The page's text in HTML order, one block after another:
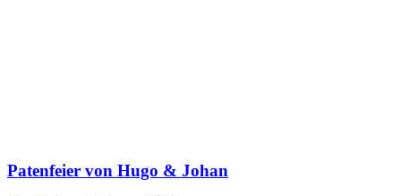
Patenfeier von Hugo & Johan